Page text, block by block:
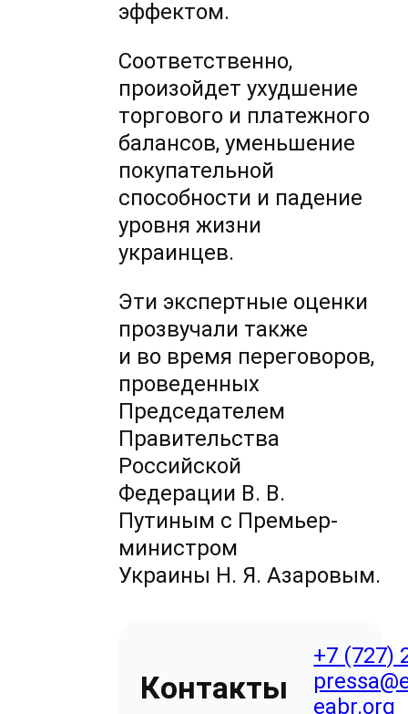
эффектом.
Соответственно,
произойдет ухудшение
торгового и платежного
балансов, уменьшение
покупательной
способности и падение
уровня жизни
украинцев.
Эти экспертные оценки
прозвучали также
и во время переговоров,
проведенных
Председателем
Правительства
Российской
Федерации В. В.
Путиным с Премьер-
министром
Украины Н. Я. Азаровым.
Контакты
+7 (727)
eabr.org